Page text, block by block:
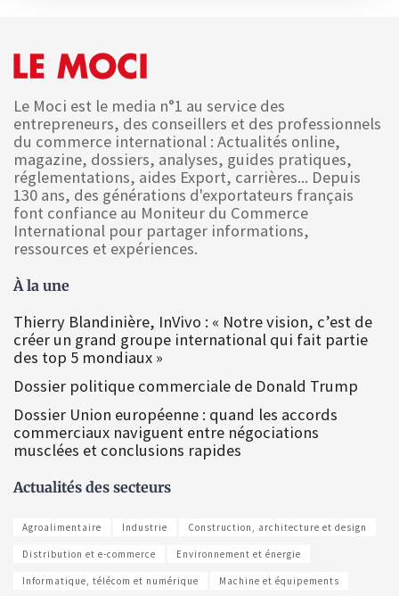
Le Moci est le media n°1 au service des
entrepreneurs, des conseillers et des professionnels
du commerce international : Actualités online,
magazine, dossiers, analyses, guides pratiques,
réglementations, aides Export, carrières... Depuis
130 ans, des générations d'exportateurs français
font confiance au Moniteur du Commerce
International pour partager informations,
ressources et expériences.
À la une
Thierry Blandinière, InVivo : « Notre vision, c’est de
créer un grand groupe international qui fait partie
des top 5 mondiaux »
Dossier politique commerciale de Donald Trump
Dossier Union européenne : quand les accords
commerciaux naviguent entre négociations
musclées et conclusions rapides
Actualités des secteurs
Agroalimentaire Industrie Construction, architecture et design
Distribution et e-commerce Environnement et énergie
Informatique, télécom et numérique Machine et équipements